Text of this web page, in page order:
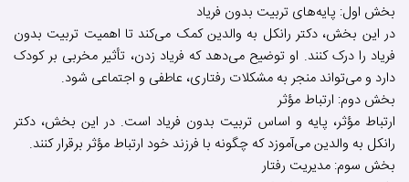
بخش اول: پایه‌های تربیت بدون فریاد
در این بخش، دکتر رانکل به والدین کمک می‌کند تا اهمیت تربیت بدون
فریاد را درک کنند. او توضیح می‌دهد که فریاد زدن، تأثیر مخربی بر کودک
دارد و می‌تواند منجر به مشکلات رفتاری، عاطفی و اجتماعی شود.
بخش دوم: ارتباط مؤثر
ارتباط مؤثر، پایه و اساس تربیت بدون فریاد است. در این بخش، دکتر
رانکل به والدین می‌آموزد که چگونه با فرزند خود ارتباط مؤثر برقرار کنند.
بخش سوم: مدیریت رفتار